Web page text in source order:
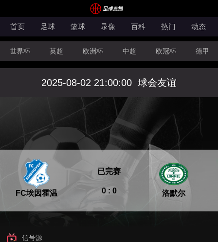
首页 足球 篮球 录像 百科 热门 动态
世界杯 英超 欧洲杯 中超 欧冠杯 德甲
CBA FIBA洲际杯
2025-08-02 21:00:00 球会友谊
FC埃因霍温 0 : 0
已完赛
洛默尔
信号源